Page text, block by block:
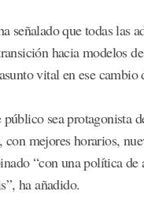
señalado que todas las
hacia modelos
vital en ese cambio
sea protagonista
mejores horarios,
“con una política de
ha añadido.